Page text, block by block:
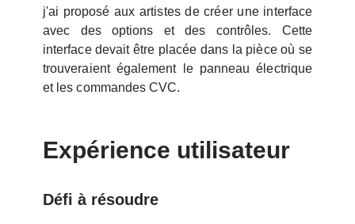
j'ai proposé aux artistes de créer une interface
avec des options et des contrôles. Cette
interface devait être placée dans la pièce où se
trouveraient également le panneau électrique
et les commandes CVC.
Expérience utilisateur
Défi à résoudre